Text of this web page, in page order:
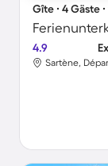
Gîte ∙ 4 Gäste
4.9
Sartène,